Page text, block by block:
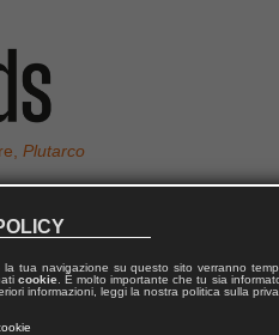
Plutarco
tua navigazione su questo sito verranno
cookie. È molto importante che tu sia
informazioni, leggi la nostra politica sulla